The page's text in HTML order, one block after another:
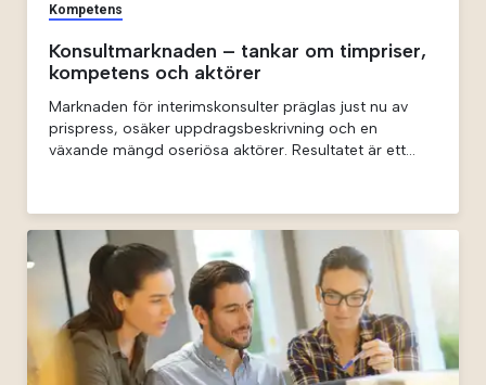
Kompetens
Konsultmarknaden – tankar om timpriser,
kompetens och aktörer
Marknaden för interimskonsulter präglas just nu av
prispress, osäker uppdragsbeskrivning och en
växande mängd oseriösa aktörer. Resultatet är ett
för värdet av att samarbeta med nischade
leverantörer som förstår kundens behov och
konsultens värde.